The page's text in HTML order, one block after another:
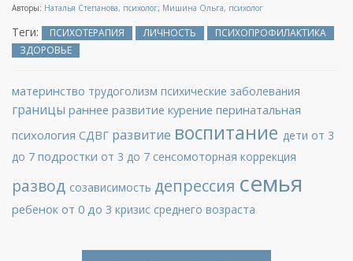
Авторы: Наталья Степанова, психолог; Мишина Ольга, психолог
Теги: ПСИХОТЕРАПИЯ ЛИЧНОСТЬ
ПСИХОПРОФИЛАКТИКА
ЗДОРОВЬЕ
материнство трудоголизм психические заболевания
границы раннее развитие курение перинатальная
психология СДВГ развитие воспитание дети от 3
до 7 подростки от 3 до 7 сенсомоторная коррекция
развод созависимость депрессия семья
ребенок от 0 до 3 кризис среднего возраста